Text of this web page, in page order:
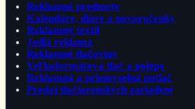
Reklamné predmety
Kalendáre, diáre a novoročenky
Reklamný textil
Jedlá reklama
Reklamné tlačoviny
Veľkoformátová tlač a polepy
Reklamná a priemyselná potlač
Predaj tlačiarenských zariadení